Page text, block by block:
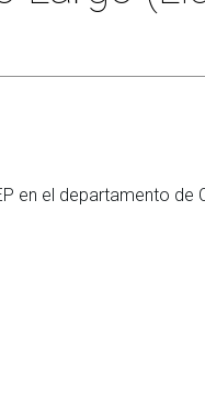
en el departamento de